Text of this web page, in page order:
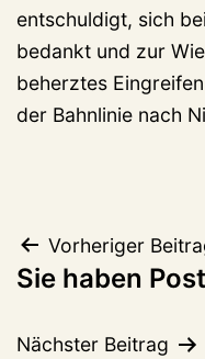
entschuldigt, sich
bedankt und zur
beherztes
der Bahnlinie nach
Vorheriger
Sie haben
Nächster Beitrag